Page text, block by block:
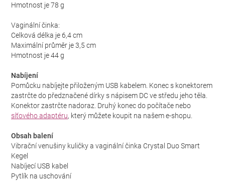
Hmotnost je 78 g
Vaginální činka:
Celková délka je 6,4 cm
Maximální průměr je 3,5 cm
Hmotnost je 44 g
Nabíjení
Pomůcku nabíjejte přiloženým USB kabelem. Konec s konektorem
zastrčte do předznačené dírky s nápisem DC ve středu jeho těla.
Konektor zastrčte nadoraz. Druhý konec do počítače nebo
síťového adaptéru, který můžete koupit na našem e-shopu.
Obsah balení
Vibrační venušiny kuličky a vaginální činka Crystal Duo Smart
Kegel
Nabíjecí USB kabel
Pytlík na uschování